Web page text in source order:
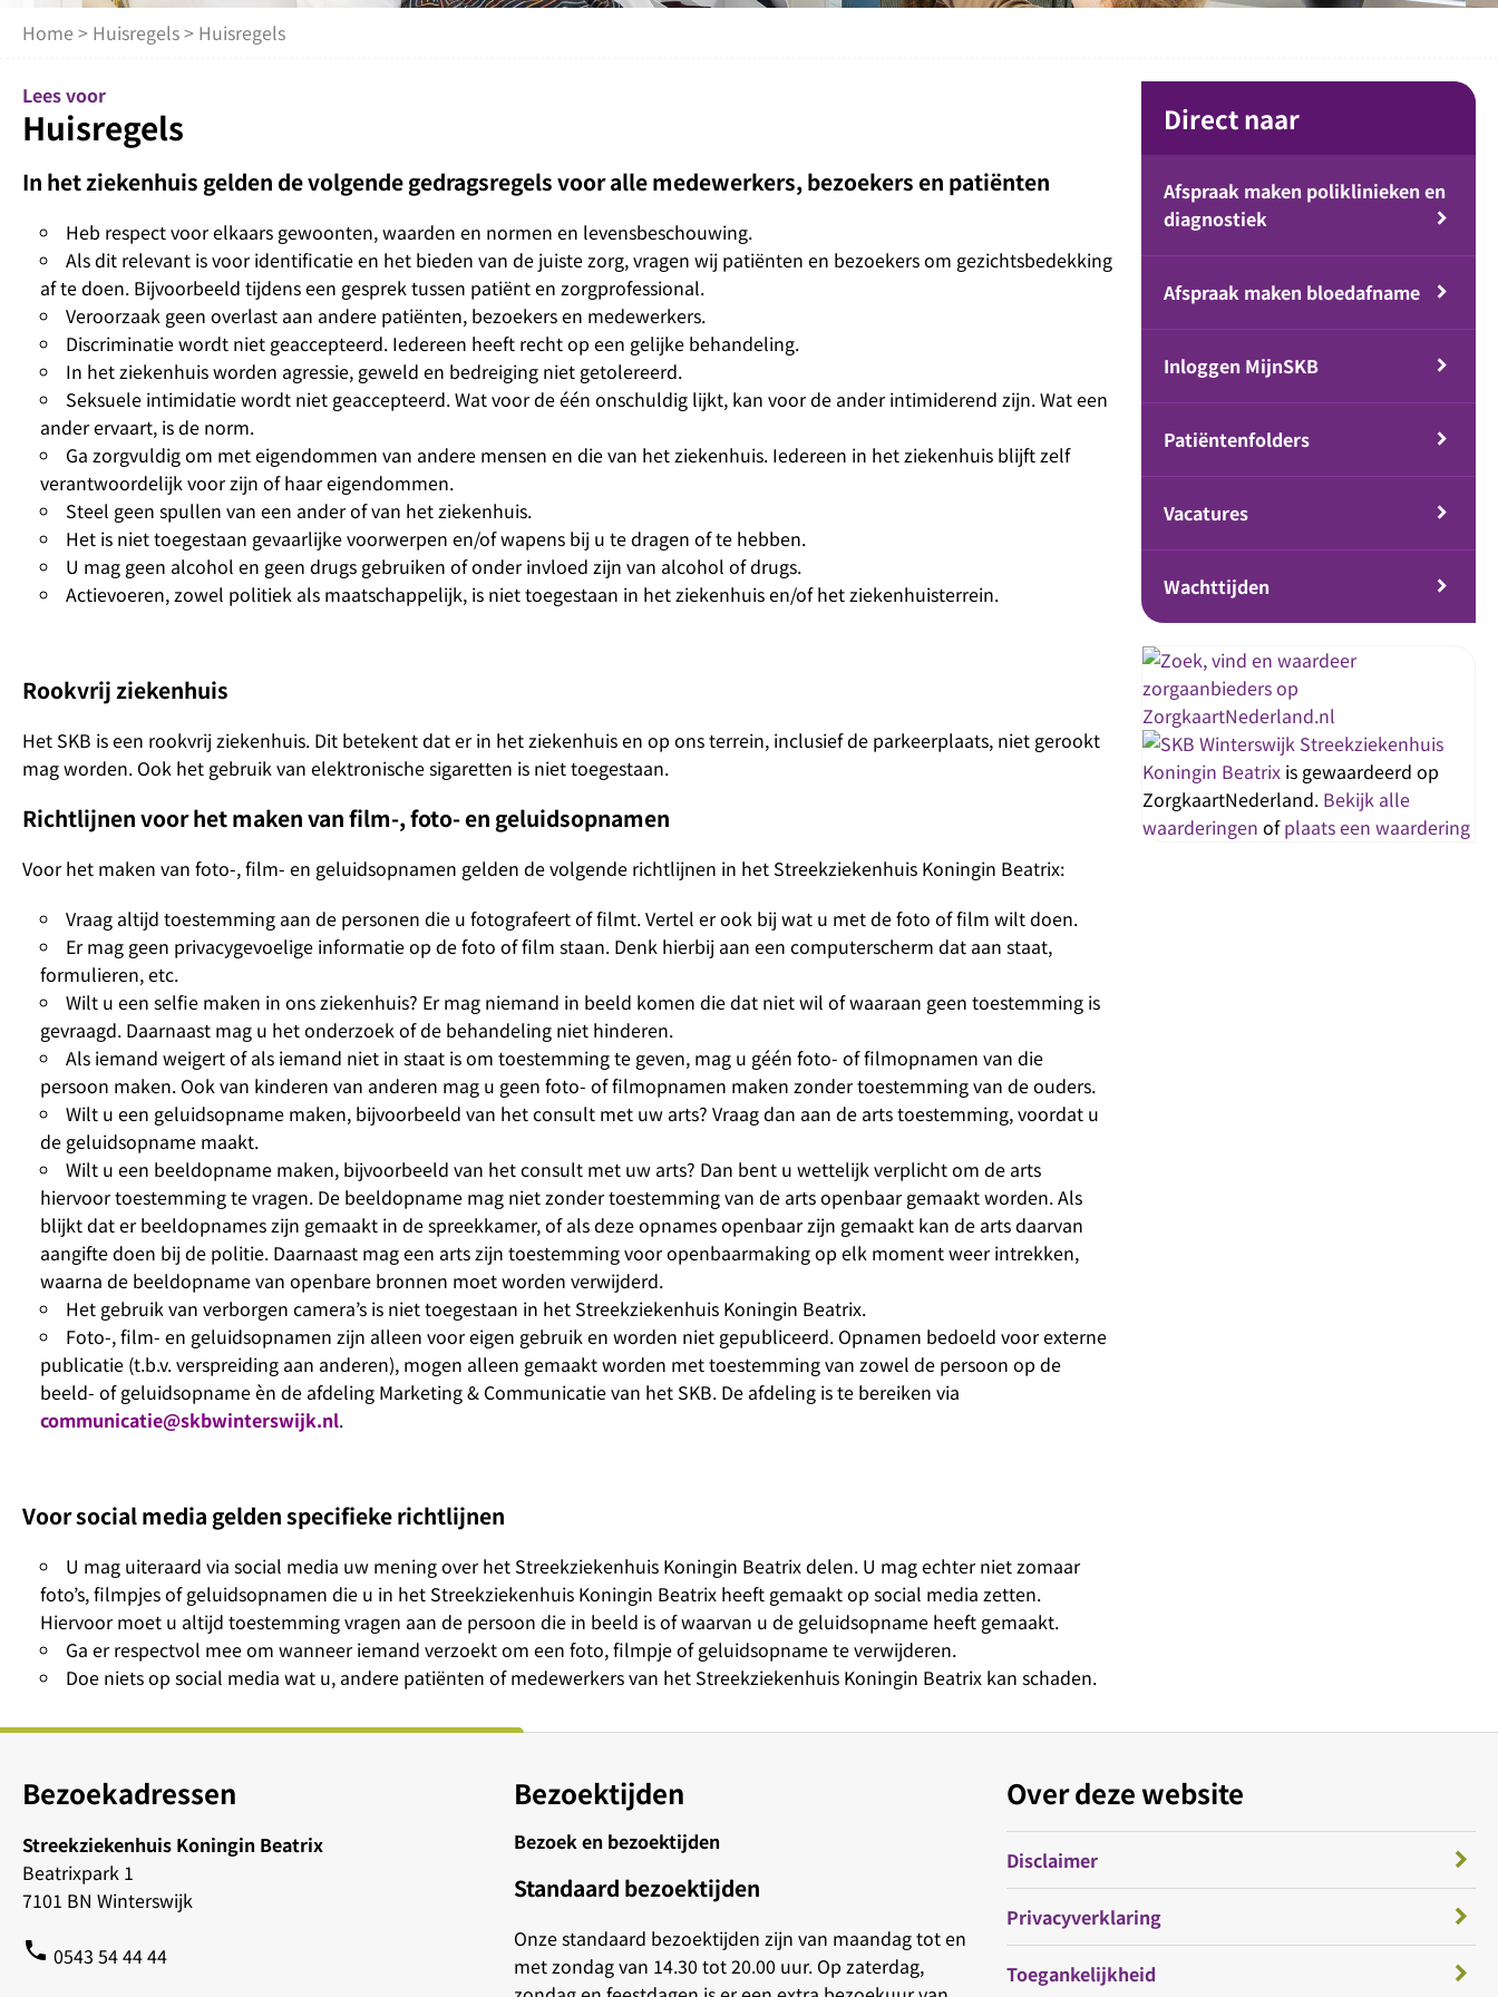
Home > Huisregels> Huisregels
Lees voor
Huisregels
In het ziekenhuis gelden de volgende gedragsregels voor alle medewerkers, bezoekers en patiënten
Heb respect voor elkaars gewoonten, waarden en normen en levensbeschouwing.
Als dit relevant is voor identificatie en het bieden van de juiste zorg, vragen wij patiënten en bezoekers om gezichtsbedekking
af te doen. Bijvoorbeeld tijdens een gesprek tussen patiënt en zorgprofessional.
Veroorzaak geen overlast aan andere patiënten, bezoekers en medewerkers.
Discriminatie wordt niet geaccepteerd. Iedereen heeft recht op een gelijke behandeling.
In het ziekenhuis worden agressie, geweld en bedreiging niet getolereerd.
Seksuele intimidatie wordt niet geaccepteerd. Wat voor de één onschuldig lijkt, kan voor de ander intimiderend zijn. Wat een
ander ervaart, is de norm.
Ga zorgvuldig om met eigendommen van andere mensen en die van het ziekenhuis. Iedereen in het ziekenhuis blijft zelf
verantwoordelijk voor zijn of haar eigendommen.
Steel geen spullen van een ander of van het ziekenhuis.
Het is niet toegestaan gevaarlijke voorwerpen en/of wapens bij u te dragen of te hebben.
U mag geen alcohol en geen drugs gebruiken of onder invloed zijn van alcohol of drugs.
Actievoeren, zowel politiek als maatschappelijk, is niet toegestaan in het ziekenhuis en/of het ziekenhuisterrein.
Rookvrij ziekenhuis
Het SKB is een rookvrij ziekenhuis. Dit betekent dat er in het ziekenhuis en op ons terrein, inclusief de parkeerplaats, niet gerookt
mag worden. Ook het gebruik van elektronische sigaretten is niet toegestaan.
Richtlijnen voor het maken van film-, foto- en geluidsopnamen
Voor het maken van foto-, film- en geluidsopnamen gelden de volgende richtlijnen in het Streekziekenhuis Koningin Beatrix:
Vraag altijd toestemming aan de personen die u fotografeert of filmt. Vertel er ook bij wat u met de foto of film wilt doen.
Er mag geen privacygevoelige informatie op de foto of film staan. Denk hierbij aan een computerscherm dat aan staat,
formulieren, etc.
Wilt u een selfie maken in ons ziekenhuis? Er mag niemand in beeld komen die dat niet wil of waaraan geen toestemming is
gevraagd. Daarnaast mag u het onderzoek of de behandeling niet hinderen.
Als iemand weigert of als iemand niet in staat is om toestemming te geven, mag u géén foto- of filmopnamen van die
persoon maken. Ook van kinderen van anderen mag u geen foto- of filmopnamen maken zonder toestemming van de ouders.
Wilt u een geluidsopname maken, bijvoorbeeld van het consult met uw arts? Vraag dan aan de arts toestemming, voordat u
de geluidsopname maakt.
Wilt u een beeldopname maken, bijvoorbeeld van het consult met uw arts? Dan bent u wettelijk verplicht om de arts
hiervoor toestemming te vragen. De beeldopname mag niet zonder toestemming van de arts openbaar gemaakt worden. Als
blijkt dat er beeldopnames zijn gemaakt in de spreekkamer, of als deze opnames openbaar zijn gemaakt kan de arts daarvan
aangifte doen bij de politie. Daarnaast mag een arts zijn toestemming voor openbaarmaking op elk moment weer intrekken,
waarna de beeldopname van openbare bronnen moet worden verwijderd.
Het gebruik van verborgen camera’s is niet toegestaan in het Streekziekenhuis Koningin Beatrix.
Foto-, film- en geluidsopnamen zijn alleen voor eigen gebruik en worden niet gepubliceerd. Opnamen bedoeld voor externe
publicatie (t.b.v. verspreiding aan anderen), mogen alleen gemaakt worden met toestemming van zowel de persoon op de
beeld- of geluidsopname èn de afdeling Marketing & Communicatie van het SKB. De afdeling is te bereiken via
communicatie@skbwinterswijk.nl.
Voor social media gelden specifieke richtlijnen
U mag uiteraard via social media uw mening over het Streekziekenhuis Koningin Beatrix delen. U mag echter niet zomaar
foto’s, filmpjes of geluidsopnamen die u in het Streekziekenhuis Koningin Beatrix heeft gemaakt op social media zetten.
Hiervoor moet u altijd toestemming vragen aan de persoon die in beeld is of waarvan u de geluidsopname heeft gemaakt.
Ga er respectvol mee om wanneer iemand verzoekt om een foto, filmpje of geluidsopname te verwijderen.
Doe niets op social media wat u, andere patiënten of medewerkers van het Streekziekenhuis Koningin Beatrix kan schaden.
Direct naar
Afspraak maken poliklinieken en
diagnostiek
Afspraak maken bloedafname
Inloggen MijnSKB
Patiëntenfolders
Vacatures
Wachttijden
Streekziekenhuis
Koningin Beatrix is gewaardeerd op
ZorgkaartNederland. Bekijk alle
waarderingen ofplaats een waardering
Bezoekadressen
Streekziekenhuis Koningin Beatrix
Beatrixpark 1
7101 BN Winterswijk
phone 0543 54 44 44
Bezoektijden
Bezoek en bezoektijden
Standaard bezoektijden
Onze standaard bezoektijden zijn van maandag tot en
met zondag van 14.30 tot 20.00 uur. Op zaterdag,
Over deze website
Disclaimer
Privacyverklaring
Toegankelijkheid